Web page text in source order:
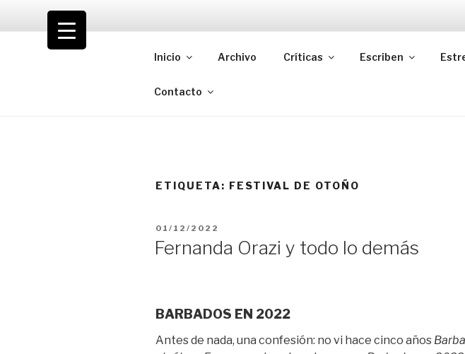
VOLODIA
Inicio Archivo Críticas Escriben
Contacto
ETIQUETA: FESTIVAL DE OTOÑO
PUBLICADO
01/12/2022
Fernanda Orazi y todo lo demás
BARBADOS EN 2022
Antes de nada, una confesión: no vi hace cinco años